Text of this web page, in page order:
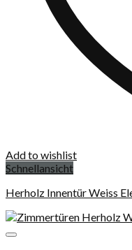
Add to wishlist
Schnellansicht
Herholz Innentür Weiss